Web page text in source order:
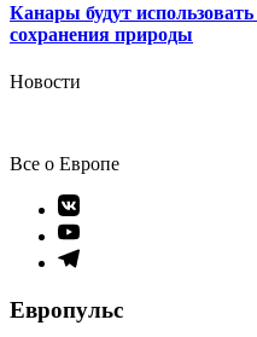
Канары будут
сохранения природы
Новости
Все о Европе
Элемент
меню
Элемент
меню
Элемент
Европульс